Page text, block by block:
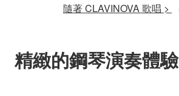
隨著 CLAVINOVA 歌唱 >
精緻的鋼琴演奏體驗